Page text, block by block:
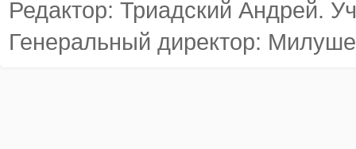
Редактор: Триадский Андрей.
Генеральный директор: